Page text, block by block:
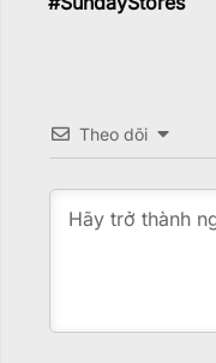
Theo dõi